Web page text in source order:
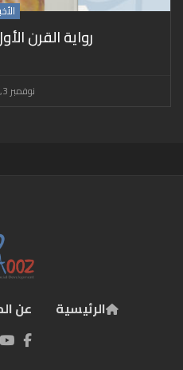
رواية القرن
نوفمبر 3, 2024
الرئيسية عن